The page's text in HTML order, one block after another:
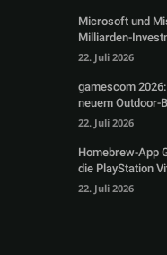
Microsoft und
Milliarden-
22. Juli 2026
gamescom
neuem Outdoor-
22. Juli 2026
Homebrew-App
die PlayStation
22. Juli 2026